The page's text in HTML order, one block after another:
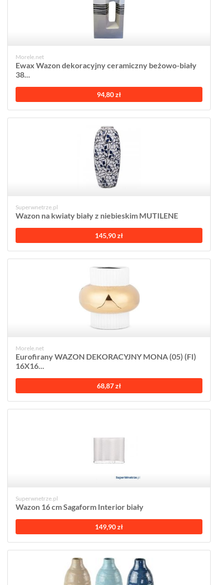
Morele.net
Ewax Wazon dekoracyjny ceramiczny beżowo-biały
38...
94,80 zł
Superwnetrze.pl
Wazon na kwiaty biały z niebieskim MUTILENE
145,90 zł
Morele.net
Eurofirany WAZON DEKORACYJNY MONA (05) (FI)
16X16...
68,87 zł
Superwnetrze.pl
Wazon 16 cm Sagaform Interior biały
149,90 zł